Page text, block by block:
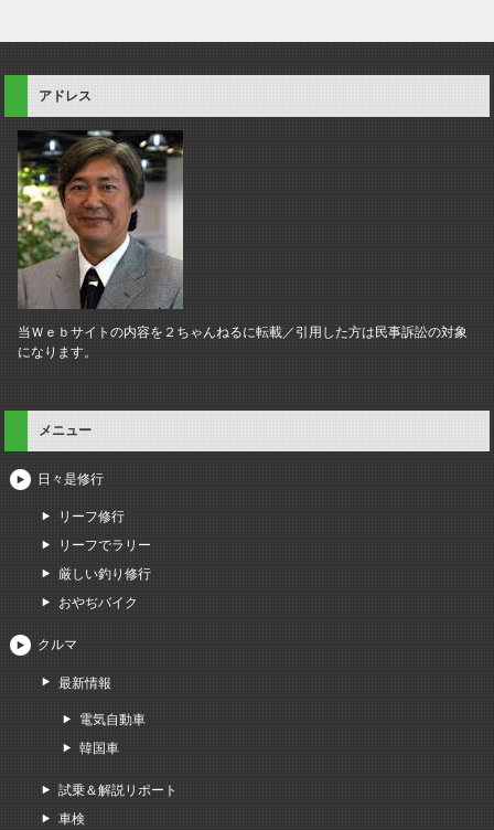
アドレス
当Ｗｅｂサイトの内容を２ちゃんねるに転載／引用した方は民事訴訟の対象
になります。
メニュー
日々是修行
リーフ修行
リーフでラリー
厳しい釣り修行
おやぢバイク
クルマ
最新情報
電気自動車
韓国車
試乗＆解説リポート
車検